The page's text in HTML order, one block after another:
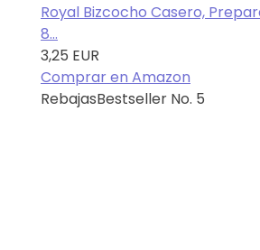
Royal Bizcocho Casero,
8...
3,25 EUR
Comprar en Amazon
RebajasBestseller No. 5